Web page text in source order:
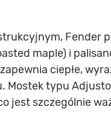
Fender
maple) i
ciepłe,
Mostek typu
jest szczególnie